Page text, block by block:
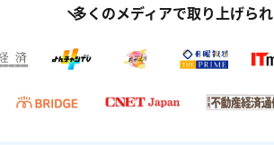
多くのメディアで取り上げら